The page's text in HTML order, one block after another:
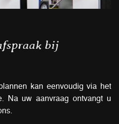
bij
kan eenvoudig via het
Na uw aanvraag ontvangt u